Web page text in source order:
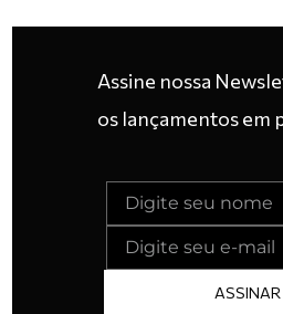
Assine nossa
os lançamentos em
ASSINAR